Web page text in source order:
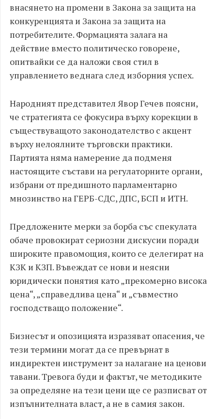
внасянето на промени в Закона за защита на
конкуренцията и Закона за защита на
потребителите. Формацията залага на
действие вместо политическо говорене,
опитвайки се да наложи своя стил в
управлението веднага след изборния успех.
Народният представител Явор Гечев поясни,
че стратегията се фокусира върху корекции в
съществуващото законодателство с акцент
върху нелоялните търговски практики.
Партията няма намерение да подменя
настоящите състави на регулаторните органи,
избрани от предишното парламентарно
мнозинство на ГЕРБ-СДС, ДПС, БСП и ИТН.
Предложените мерки за борба със спекулата
обаче провокират сериозни дискусии поради
широките правомощия, които се делегират на
КЗК и КЗП. Въвеждат се нови и неясни
юридически понятия като „прекомерно висока
цена“, „справедлива цена“ и „съвместно
господстващо положение“.
Бизнесът и опозицията изразяват опасения, че
тези термини могат да се превърнат в
индиректен инструмент за налагане на ценови
тавани. Тревога буди и фактът, че методиките
за определяне на тези цени ще се разписват от
изпълнителната власт, а не в самия закон.